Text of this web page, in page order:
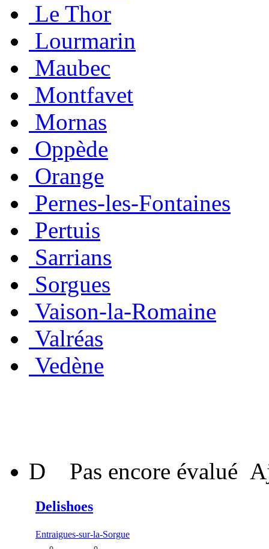
Le Thor
Lourmarin
Maubec
Montfavet
Mornas
Oppède
Orange
Pernes-les-Fontaines
Pertuis
Sarrians
Sorgues
Vaison-la-Romaine
Valréas
Vedène
D Pas encore évalué
Delishoes
Entraigues-sur-la-Sorgue